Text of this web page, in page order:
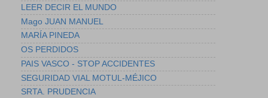
LEER DECIR EL MUNDO
Mago JUAN MANUEL
MARÍA PINEDA
OS PERDIDOS
PAIS VASCO - STOP ACCIDENTES
SEGURIDAD VIAL MOTUL-MÉJICO
SRTA. PRUDENCIA